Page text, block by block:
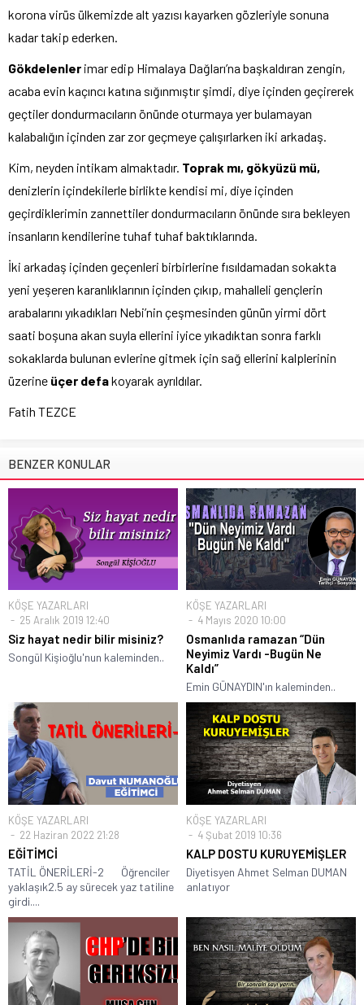
korona virüs ülkemizde alt yazısı kayarken gözleriyle sonuna
kadar takip ederken.
Gökdelenler imar edip Himalaya Dağları’na başkaldıran zengin,
acaba evin kaçıncı katına sığınmıştır şimdi, diye içinden geçirerek
geçtiler dondurmacıların önünde oturmaya yer bulamayan
kalabalığın içinden zar zor geçmeye çalışırlarken iki arkadaş.
Kim, neyden intikam almaktadır. Toprak mı, gökyüzü mü,
denizlerin içindekilerle birlikte kendisi mi, diye içinden
geçirdiklerimin zannettiler dondurmacıların önünde sıra bekleyen
insanların kendilerine tuhaf tuhaf baktıklarında.
İki arkadaş içinden geçenleri birbirlerine fısıldamadan sokakta
yeni yeşeren karanlıklarının içinden çıkıp, mahalleli gençlerin
arabalarını yıkadıkları Nebi’nin çeşmesinden günün yirmi dört
saati boşuna akan suyla ellerini iyice yıkadıktan sonra farklı
sokaklarda bulunan evlerine gitmek için sağ ellerini kalplerinin
üzerine üçer defakoyarak ayrıldılar.
Fatih TEZCE
BENZER KONULAR
KÖŞE YAZARLARI
25 Aralık 2019 12:40
Siz hayat nedir bilir misiniz?
Songül Kişioğlu'nun kaleminden..
KÖŞE YAZARLARI
4 Mayıs 2020 10:00
Osmanlıda ramazan “Dün
Neyimiz Vardı -Bugün Ne
Kaldı”
Emin GÜNAYDIN'ın kaleminden..
KÖŞE YAZARLARI
22 Haziran 2022 21:28
EĞİTİMCİ
TATİL ÖNERİLERİ-2 Öğrenciler
yaklaşık2.5 ay sürecek yaz tatiline
girdi....
KÖŞE YAZARLARI
4 Şubat 2019 10:36
KALP DOSTU KURUYEMİŞLER
Diyetisyen Ahmet Selman DUMAN
anlatıyor